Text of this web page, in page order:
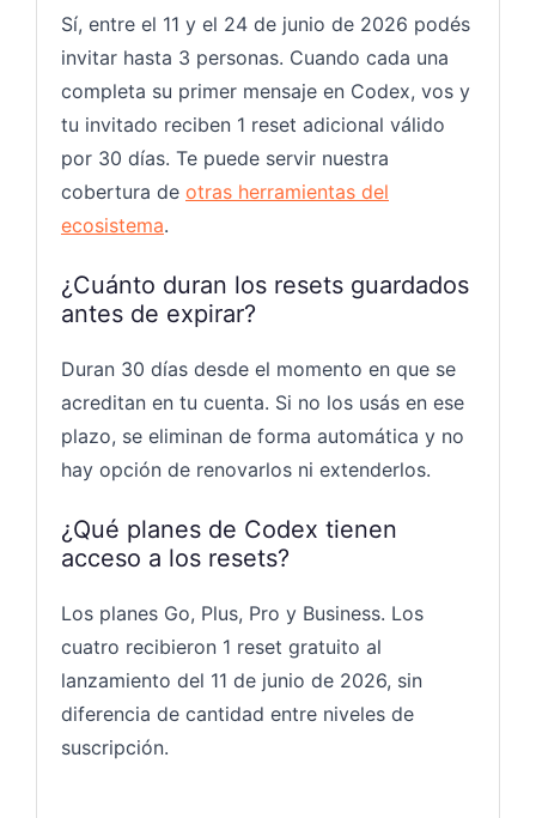
Sí, entre el 11 y el 24 de junio de 2026 podés
invitar hasta 3 personas. Cuando cada una
completa su primer mensaje en Codex, vos y
tu invitado reciben 1 reset adicional válido
por 30 días. Te puede servir nuestra
cobertura de otras herramientas del
ecosistema.
¿Cuánto duran los resets guardados
antes de expirar?
Duran 30 días desde el momento en que se
acreditan en tu cuenta. Si no los usás en ese
plazo, se eliminan de forma automática y no
hay opción de renovarlos ni extenderlos.
¿Qué planes de Codex tienen
acceso a los resets?
Los planes Go, Plus, Pro y Business. Los
cuatro recibieron 1 reset gratuito al
lanzamiento del 11 de junio de 2026, sin
diferencia de cantidad entre niveles de
suscripción.